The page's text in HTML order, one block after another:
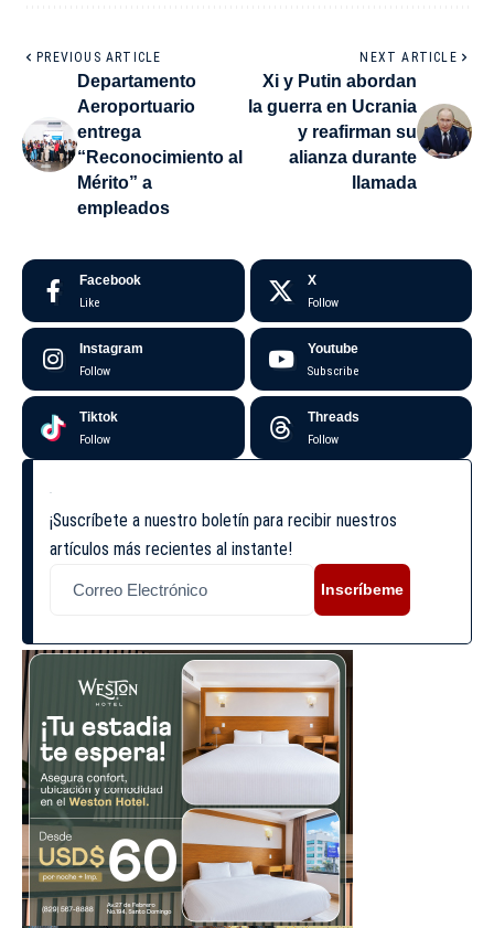
PREVIOUS ARTICLE
Departamento
Aeroportuario
entrega
“Reconocimiento al
Mérito” a
empleados
NEXT ARTICLE
Xi y Putin abordan
la guerra en Ucrania
y reafirman su
alianza durante
llamada
Facebook
Like
X
Follow
Instagram
Follow
Youtube
Subscribe
Tiktok
Follow
Threads
Follow
¡Suscríbete a nuestro boletín para recibir nuestros
artículos más recientes al instante!
Inscríbeme